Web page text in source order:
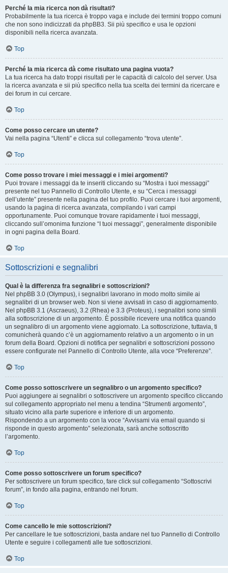
Perché la mia ricerca non dà risultati?
Probabilmente la tua ricerca è troppo vaga e include dei termini troppo comuni
che non sono indicizzati da phpBB3. Sii più specifico e usa le opzioni
disponibili nella ricerca avanzata.
Top
Perché la mia ricerca dà come risultato una pagina vuota?
La tua ricerca ha dato troppi risultati per le capacità di calcolo del server. Usa
la ricerca avanzata e sii più specifico nella tua scelta dei termini da ricercare e
dei forum in cui cercare.
Top
Come posso cercare un utente?
Vai nella pagina “Utenti” e clicca sul collegamento “trova utente”.
Top
Come posso trovare i miei messaggi e i miei argomenti?
Puoi trovare i messaggi da te inseriti cliccando su “Mostra i tuoi messaggi”
presente nel tuo Pannello di Controllo Utente, e su “Cerca i messaggi
dell’utente” presente nella pagina del tuo profilo. Puoi cercare i tuoi argomenti,
usando la pagina di ricerca avanzata, compilando i vari campi
opportunamente. Puoi comunque trovare rapidamente i tuoi messaggi,
cliccando sull’omonima funzione “I tuoi messaggi”, generalmente disponibile
in ogni pagina della Board.
Top
Sottoscrizioni e segnalibri
Qual è la differenza fra segnalibri e sottoscrizioni?
Nel phpBB 3.0 (Olympus), i segnalibri lavorano in modo molto simile ai
segnalibri di un browser web. Non si viene avvisati in caso di aggiornamento.
Nel phpBB 3.1 (Ascraeus), 3.2 (Rhea) e 3.3 (Proteus), i segnalibri sono simili
alla sottoscrizione di un argomento. È possibile ricevere una notifica quando
un segnalibro di un argomento viene aggiornato. La sottoscrizione, tuttavia, ti
comunicherà quando c’è un aggiornamento relativo a un argomento o in un
forum della Board. Opzioni di notifica per segnalibri e sottoscrizioni possono
essere configurate nel Pannello di Controllo Utente, alla voce “Preferenze”.
Top
Come posso sottoscrivere un segnalibro o un argomento specifico?
Puoi aggiungere ai segnalibri o sottoscrivere un argomento specifico cliccando
sul collegamento appropriato nel menu a tendina “Strumenti argomento”,
situato vicino alla parte superiore e inferiore di un argomento.
Rispondendo a un argomento con la voce “Avvisami via email quando si
risponde in questo argomento” selezionata, sarà anche sottoscritto
l’argomento.
Top
Come posso sottoscrivere un forum specifico?
Per sottoscrivere un forum specifico, fare click sul collegamento “Sottoscrivi
forum”, in fondo alla pagina, entrando nel forum.
Top
Come cancello le mie sottoscrizioni?
Per cancellare le tue sottoscrizioni, basta andare nel tuo Pannello di Controllo
Utente e seguire i collegamenti alle tue sottoscrizioni.
Top